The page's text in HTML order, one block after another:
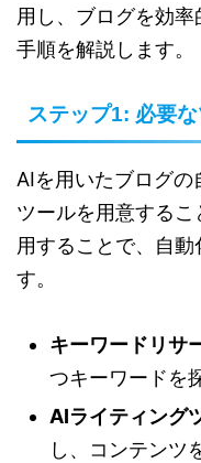
用し、ブログを効
手順を解説します。
ステップ1: 必要
AIを用いたブログ
ツールを用意するこ
用することで、自
す。
キーワードリサ
つキーワードを
AIライティング
し、コンテンツ